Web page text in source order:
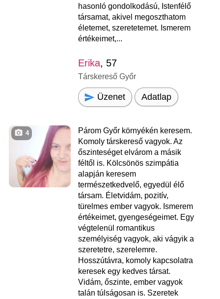
hasonló gondolkodású, Istenfélő
társamat, akivel megoszthatom
életemet, szeretetemet. Ismerem
értékeimet,...
Erika, 57
Társkereső Győr
Üzenet Adatlap
4
Párom Győr környékén keresem.
Komoly társkereső vagyok. Az
őszinteséget elvárom a másik
féltől is. Kölcsönös szimpátia
alapján keresem
természetkedvelő, egyedül élő
társam. Életvidám, pozitív,
türelmes ember vagyok. Ismerem
értékeimet, gyengeségeimet. Egy
végtelenül romantikus
személyiség vagyok, aki vágyik a
szeretetre, szerelemre.
Hosszútávra, komoly kapcsolatra
keresek egy kedves társat.
Vidám, őszinte, ember vagyok
talán túlságosan is. Szeretek